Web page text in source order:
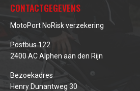
CONTACTGEGEVENS
MotoPort NoRisk verzekering
Postbus 122
2400 AC Alphen aan den Rijn
Bezoekadres
Henry Dunantweg 30